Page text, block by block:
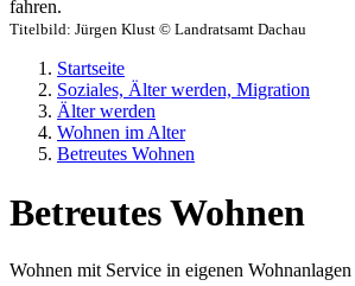
Titelbild: Jürgen Klust © Landratsamt Dachau
Startseite
Soziales, Älter werden, Migration
Älter werden
Wohnen im Alter
Betreutes Wohnen
Betreutes Wohnen
Wohnen mit Service in eigenen Wohnanlagen